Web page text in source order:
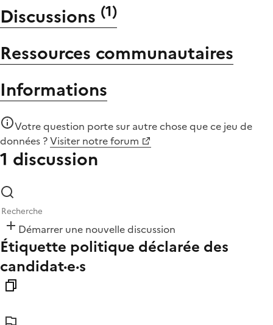
Discussions (1)
Ressources communautaires
Informations
Votre question porte sur autre chose quece jeu de
données ?Visiter notre forum
1 discussion
Démarrer une nouvelle discussion
Étiquette politique déclarée des
candidat·e·s